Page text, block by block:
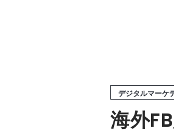
デジタルマーケ
海外